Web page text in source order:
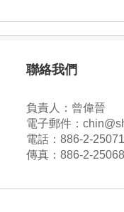
聯絡我們
負責人：曾偉晉
電子郵件：
電話：886-2-
傳真：886-2-